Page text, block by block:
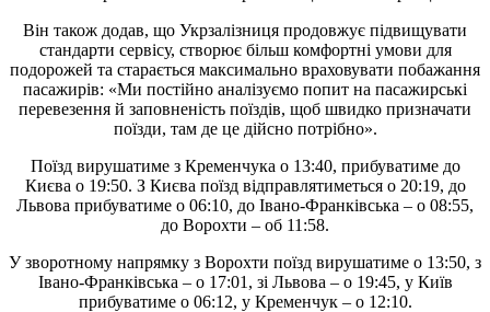
Він також додав, що Укрзалізниця продовжує підвищувати
стандарти сервісу, створює більш комфортні умови для
подорожей та старається максимально враховувати побажання
пасажирів: «Ми постійно аналізуємо попит на пасажирські
перевезення й заповненість поїздів, щоб швидко призначати
поїзди, там де це дійсно потрібно».
Поїзд вирушатиме з Кременчука о 13:40, прибуватиме до
Києва о 19:50. З Києва поїзд відправлятиметься о 20:19, до
Львова прибуватиме о 06:10, до Івано-Франківська – о 08:55,
до Ворохти – об 11:58.
У зворотному напрямку з Ворохти поїзд вирушатиме о 13:50, з
Івано-Франківська – о 17:01, зі Львова – о 19:45, у Київ
прибуватиме о 06:12, у Кременчук – о 12:10.